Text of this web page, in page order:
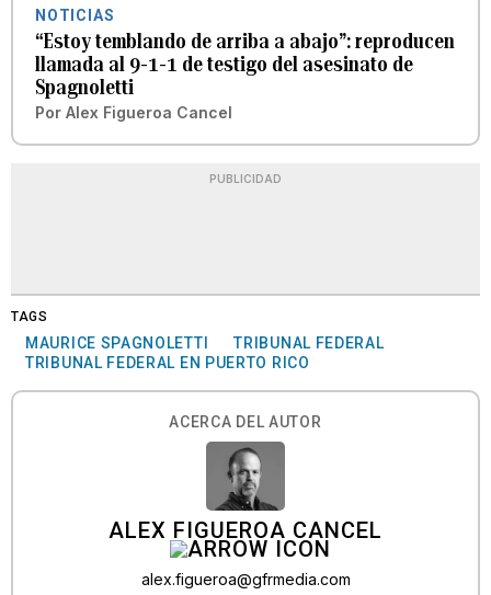
NOTICIAS
“Estoy temblando de arriba a abajo”: reproducen
llamada al 9-1-1 de testigo del asesinato de
Spagnoletti
Por Alex Figueroa Cancel
PUBLICIDAD
TAGS
MAURICE SPAGNOLETTI
TRIBUNAL FEDERAL
TRIBUNAL FEDERAL EN PUERTO RICO
ACERCA DEL AUTOR
ALEX FIGUEROA CANCEL
alex.figueroa@gfrmedia.com